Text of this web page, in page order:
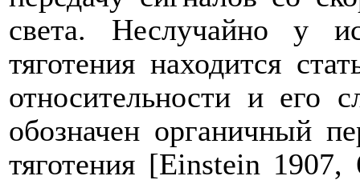
света. Неслучайно у
тяготения находится
относительности и его
обозначен органичный
тяготения [Einstein1907,